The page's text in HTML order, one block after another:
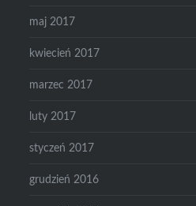
maj 2017
kwiecień 2017
marzec 2017
luty 2017
styczeń 2017
grudzień 2016